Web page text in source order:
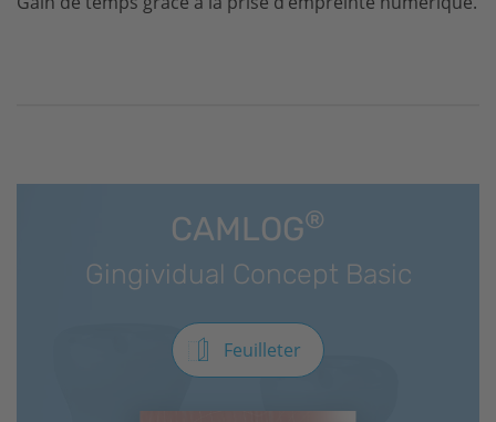
CAMLOG®
Gingividual Concept Basic
Feuilleter